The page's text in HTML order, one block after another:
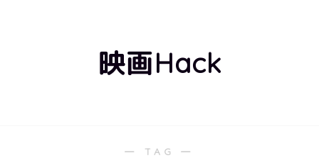
映画Hack
― TAG ―